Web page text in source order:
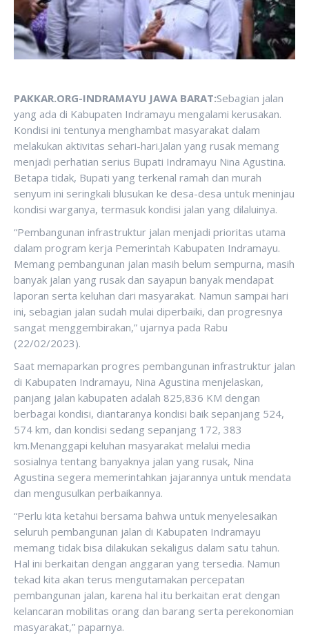
PAKKAR.ORG-INDRAMAYU JAWA BARAT:Sebagian jalan
yang ada di Kabupaten Indramayu mengalami kerusakan.
Kondisi ini tentunya menghambat masyarakat dalam
melakukan aktivitas sehari-hari.Jalan yang rusak memang
menjadi perhatian serius Bupati Indramayu Nina Agustina.
Betapa tidak, Bupati yang terkenal ramah dan murah
senyum ini seringkali blusukan ke desa-desa untuk meninjau
kondisi warganya, termasuk kondisi jalan yang dilaluinya.
“Pembangunan infrastruktur jalan menjadi prioritas utama
dalam program kerja Pemerintah Kabupaten Indramayu.
Memang pembangunan jalan masih belum sempurna, masih
banyak jalan yang rusak dan sayapun banyak mendapat
laporan serta keluhan dari masyarakat. Namun sampai hari
ini, sebagian jalan sudah mulai diperbaiki, dan progresnya
sangat menggembirakan,” ujarnya pada Rabu
(22/02/2023).
Saat memaparkan progres pembangunan infrastruktur jalan
di Kabupaten Indramayu, Nina Agustina menjelaskan,
panjang jalan kabupaten adalah 825,836 KM dengan
berbagai kondisi, diantaranya kondisi baik sepanjang 524,
574 km, dan kondisi sedang sepanjang 172, 383
km.Menanggapi keluhan masyarakat melalui media
sosialnya tentang banyaknya jalan yang rusak, Nina
Agustina segera memerintahkan jajarannya untuk mendata
dan mengusulkan perbaikannya.
“Perlu kita ketahui bersama bahwa untuk menyelesaikan
seluruh pembangunan jalan di Kabupaten Indramayu
memang tidak bisa dilakukan sekaligus dalam satu tahun.
Hal ini berkaitan dengan anggaran yang tersedia. Namun
tekad kita akan terus mengutamakan percepatan
pembangunan jalan, karena hal itu berkaitan erat dengan
kelancaran mobilitas orang dan barang serta perekonomian
masyarakat,” paparnya.